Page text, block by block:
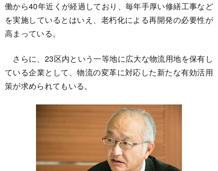
働から40年近くが経過しており、毎年手厚い修繕工事など
を実施しているとはいえ、老朽化による再開発の必要性が
高まっている。
さらに、23区内という一等地に広大な物流用地を保有し
ている企業として、物流の変革に対応した新たな有効活用
策が求められてもいる。